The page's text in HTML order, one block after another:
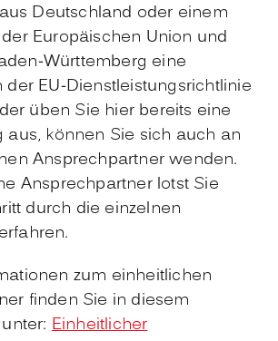
Deutschland oder einem
Europäischen Union und
Württemberg eine
EU-Dienstleistungsrichtlinie
üben Sie hier bereits eine
aus, können Sie sich auch an
Ansprechpartner wenden.
Ansprechpartner lotst Sie
durch die einzelnen
zum einheitlichen
finden Sie in diesem
Einheitlicher